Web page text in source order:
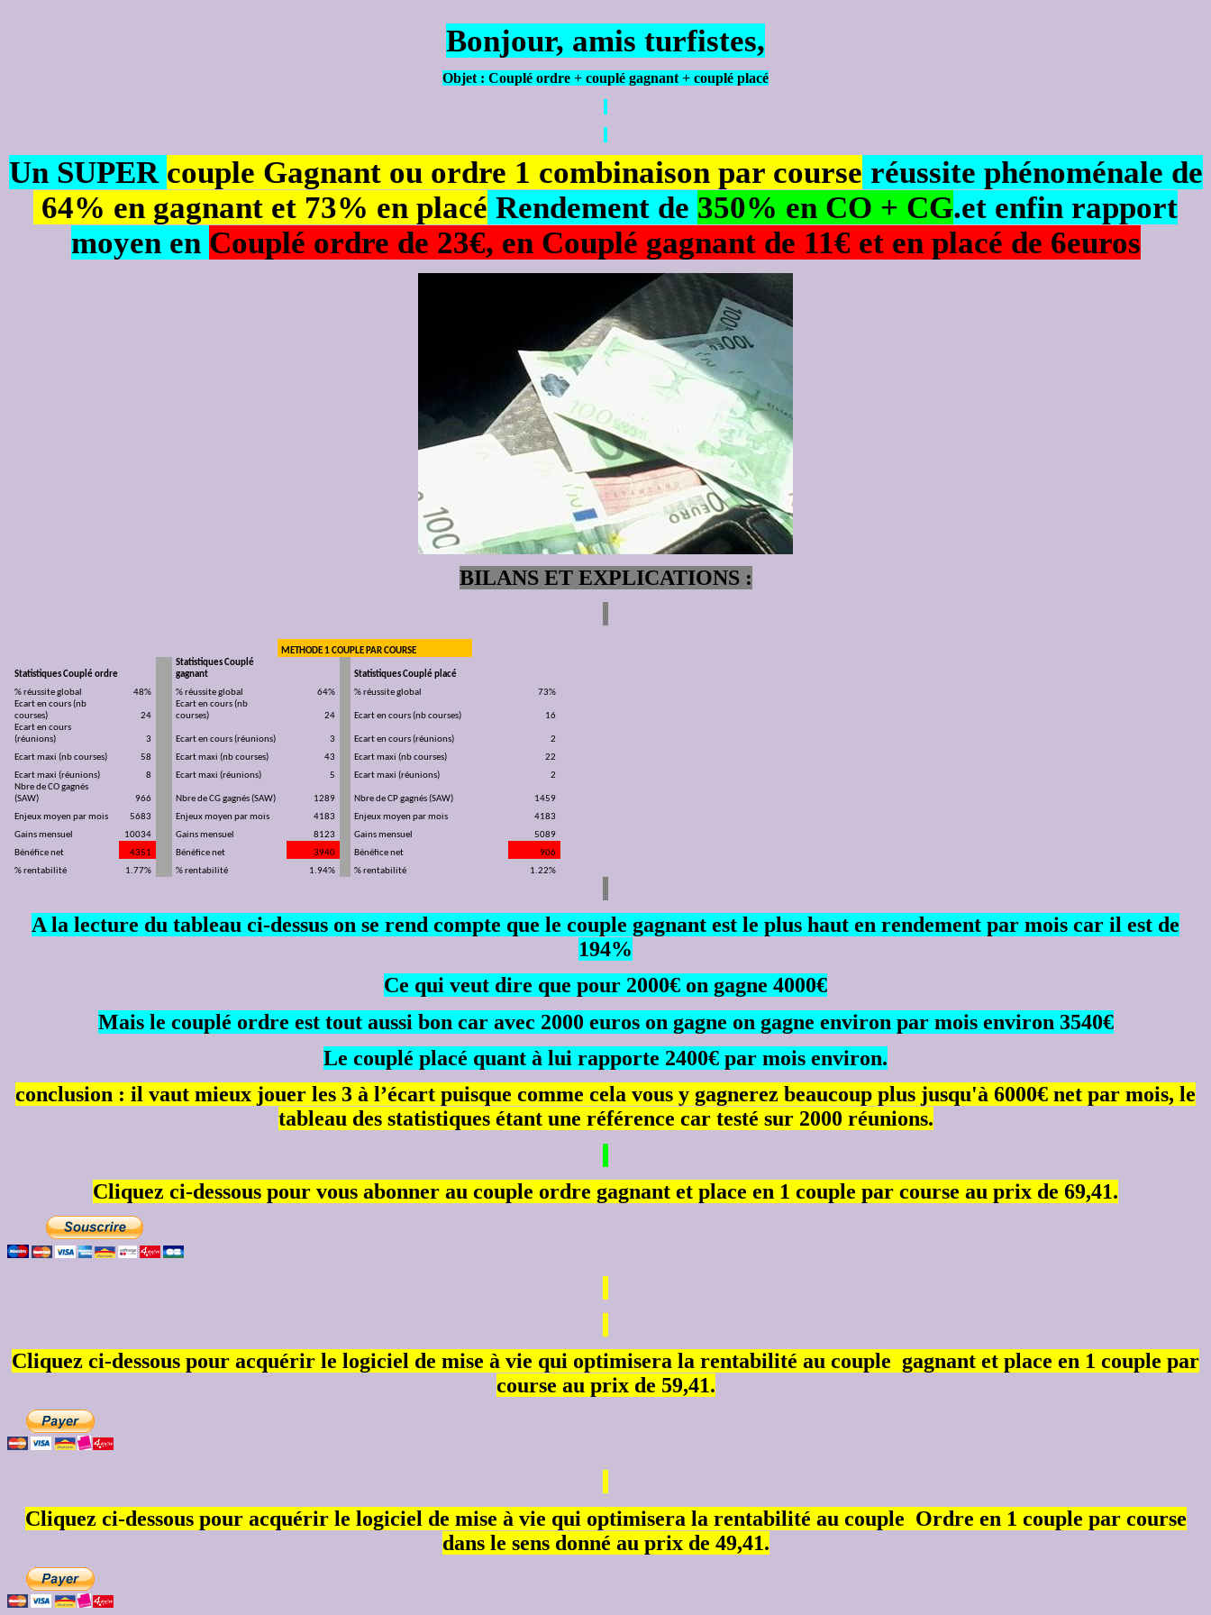
Bonjour, amis turfistes,
Objet : Couplé ordre + couplé gagnant + couplé placé
Un SUPER couple Gagnant ou ordre 1 combinaison par course réussite phénoménale de
64% en gagnant et 73% en placé Rendement de 350% en CO + CG.et enfin rapport
moyen en Couplé ordre de 23€, en Couplé gagnant de 11€ et en placé de 6euros
BILANS ET EXPLICATIONS :
METHODE 1 COUPLE PAR COURSE
Statistiques Couplé ordre
Statistiques Couplé
gagnant
Statistiques Couplé placé
% réussite global
48% % réussite global 64% % réussite global
73%
Ecart en cours (nb
courses)
24
Ecart en cours (nb
courses)
24 Ecart en cours (nb courses)
16
Ecart en cours
(réunions)
3 Ecart en cours (réunions) 3 Ecart en cours (réunions)
2
Ecart maxi (nb courses)
58 Ecart maxi (nb courses) 43 Ecart maxi (nb courses)
22
Ecart maxi (réunions)
8 Ecart maxi (réunions) 5 Ecart maxi (réunions)
2
Nbrede CO gagnés
(SAW)
966 Nbrede CG gagnés (SAW) 1289 Nbrede CP gagnés (SAW)
1459
Enjeux moyen par mois
5683 Enjeux moyen par mois 4183 Enjeux moyen par mois
4183
Gains mensuel
10034 Gains mensuel 8123 Gains mensuel
5089
Bénéfice net
4351 Bénéfice net 3940 Bénéfice net
906
% rentabilité
1.77% % rentabilité 1.94% % rentabilité 1.22%
A la lecture du tableau ci-dessus on se rend compte que le couple gagnant est le plus haut en rendement par mois car il est de
194%
Ce qui veut dire que pour 2000€ on gagne 4000€
Mais le couplé ordre est tout aussi bon car avec 2000 euros on gagne on gagne environ par mois environ 3540€
Le couplé placé quant à lui rapporte 2400€ par mois environ.
conclusion : il vaut mieux jouer les 3 à l’écart puisque comme cela vous y gagnerez beaucoup plus jusqu'à 6000€ net par mois, le
tableau des statistiques étant une référence car testé sur 2000 réunions.
Cliquez ci-dessous pour vous abonner au couple ordre gagnant et place en 1 couple par course au prix de 69,41.
Cliquez ci-dessous pour acquérir le logiciel de mise à vie qui optimisera la rentabilité au couple gagnant et place en 1 couple par
course au prix de 59,41.
Cliquez ci-dessous pour acquérir le logiciel de mise à vie qui optimisera la rentabilité au couple Ordre en 1 couple par course
dans le sens donné au prix de 49,41.